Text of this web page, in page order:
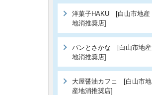
洋菓子HAKU [白山市地産
地消推奨店]
パンとさかな [白山市地産
地消推奨店]
大屋醤油カフェ [白山市地
産地消推奨店]